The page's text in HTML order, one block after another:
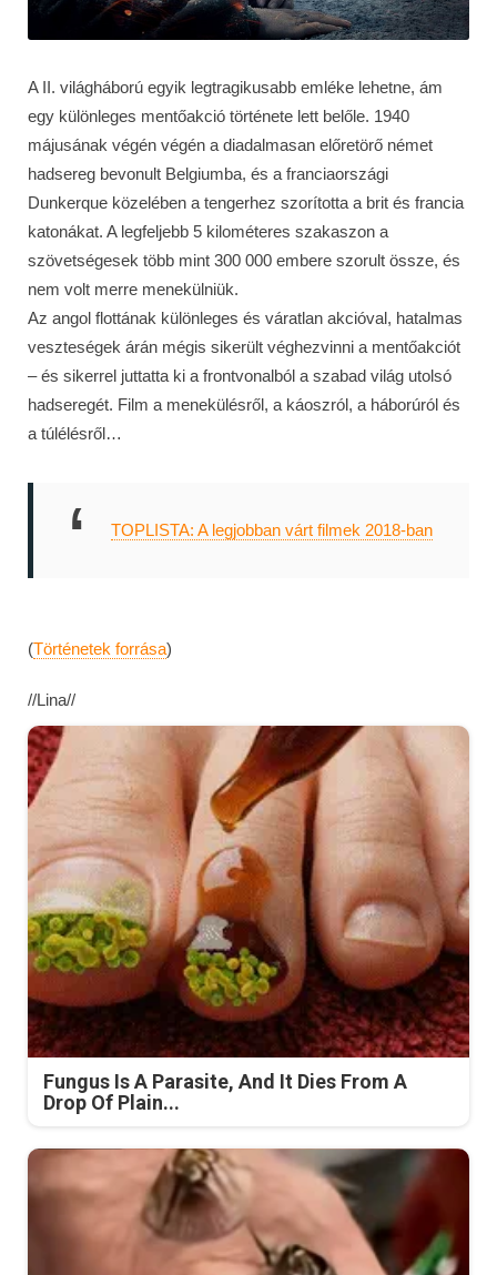
A II. világháború egyik legtragikusabb emléke lehetne, ám
egy különleges mentőakció története lett belőle. 1940
májusának végén végén a diadalmasan előretörő német
hadsereg bevonult Belgiumba, és a franciaországi
Dunkerque közelében a tengerhez szorította a brit és francia
katonákat. A legfeljebb 5 kilométeres szakaszon a
szövetségesek több mint 300 000 embere szorult össze, és
nem volt merre menekülniük.
Az angol flottának különleges és váratlan akcióval, hatalmas
veszteségek árán mégis sikerült véghezvinni a mentőakciót
– és sikerrel juttatta ki a frontvonalból a szabad világ utolsó
hadseregét. Film a menekülésről, a káoszról, a háborúról és
a túlélésről…
TOPLISTA: A legjobban várt filmek 2018-ban
(Történetek forrása)
//Lina//
Fungus Is A Parasite, And It Dies From A
Drop Of Plain...